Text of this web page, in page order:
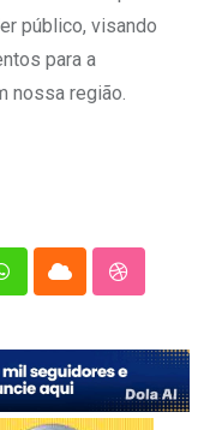
público, visando
para a
nossa região.
WhatsappCloud